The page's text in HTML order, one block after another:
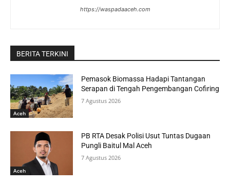
https://waspadaaceh.com
BERITA TERKINI
Aceh
Pemasok Biomassa Hadapi Tantangan
Serapan di Tengah Pengembangan Cofiring
7 Agustus 2026
Aceh
PB RTA Desak Polisi Usut Tuntas Dugaan
Pungli Baitul Mal Aceh
7 Agustus 2026